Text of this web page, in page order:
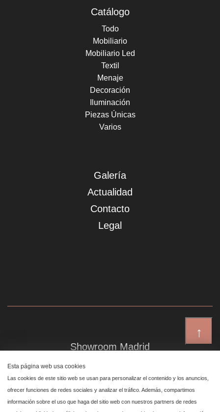
↑
Catálogo
Todo
Mobiliario
Mobiliario Led
Textil
Menaje
Decoración
Iluminación
Piezas Únicas
Varios
Galería
Actualidad
Contacto
Legal
Showroom Madrid
Plaza de Canalejas 6, 4 izq
Centro, 28014 Madrid
Esta página web usa cookies
Las cookies de este sitio web se usan para personalizar el contenido y los anuncios,
ofrecer funciones de redes sociales y analizar el tráfico. Además, compartimos
información sobre el uso que haga del sitio web con nuestros partners de redes